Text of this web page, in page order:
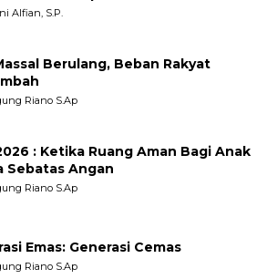
Alfian, S.P.
Berulang, Beban Rakyat
Riano S.Ap
: Ketika Ruang Aman Bagi Anak
Sebatas Angan
Riano S.Ap
Emas: Generasi Cemas
Riano S.Ap